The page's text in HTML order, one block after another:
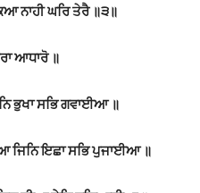
ਨਾਹੀ ਘਰਿ ਤੇਰੈ ॥੩॥
ਆਧਾਰੋ ॥
ਭੁਖਾ ਸਭਿ ਗਵਾਈਆ ॥
ਜਿਨਿ ਇਛਾ ਸਭਿ ਪੁਜਾਈਆ ॥